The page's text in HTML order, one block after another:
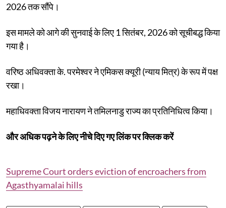
2026 तक सौंपे।
इस मामले को आगे की सुनवाई के लिए 1 सितंबर, 2026 को सूचीबद्ध किया
गया है।
वरिष्ठ अधिवक्ता के. परमेश्वर ने एमिकस क्यूरी (न्याय मित्र) के रूप में पक्ष
रखा।
महाधिवक्ता विजय नारायण ने तमिलनाडु राज्य का प्रतिनिधित्व किया।
और अधिक पढ़ने के लिए नीचे दिए गए लिंक पर क्लिक करें
Supreme Court orders eviction of encroachers from
Agasthyamalai hills